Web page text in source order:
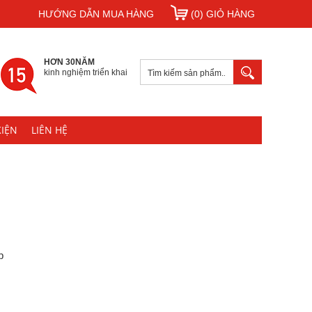
HƯỚNG DẪN MUA HÀNG (0) GIỎ HÀNG
HƠN 30NĂM
kinh nghiệm triển khai
LIÊN HỆ